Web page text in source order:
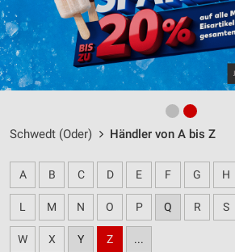
Schwedt (Oder) Händler von A bis Z
A B C D E F G H
L M N O P Q R S
W X Y Z ...